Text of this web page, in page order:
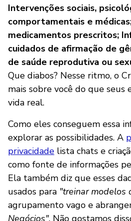
Intervenções sociais,
comportamentais e
medicamentos prescritos;
cuidados de afirmação de
de saúde reprodutiva ou
Que diabos? Nesse ritmo, o
mais sobre você do que seus
vida real.
Como eles conseguem essa
explorar as possibilidades. A
privacidade lista chats e
como fonte de informações
Ela também diz que esses
usados para "treinar modelos
agrupamento vago e
Negócios". Não gostamos